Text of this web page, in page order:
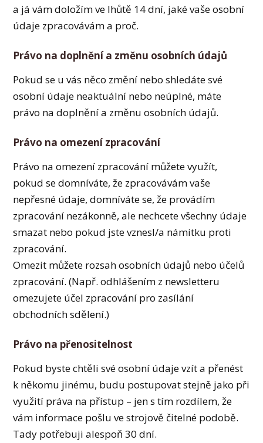
a já vám doložím ve lhůtě 14 dní, jaké vaše osobní
údaje zpracovávám a proč.
Právo na doplnění a změnu osobních údajů
Pokud se u vás něco změní nebo shledáte své
osobní údaje neaktuální nebo neúplné, máte
právo na doplnění a změnu osobních údajů.
Právo na omezení zpracování
Právo na omezení zpracování můžete využít,
pokud se domníváte, že zpracovávám vaše
nepřesné údaje, domníváte se, že provádím
zpracování nezákonně, ale nechcete všechny údaje
smazat nebo pokud jste vznesl/a námitku proti
zpracování.
Omezit můžete rozsah osobních údajů nebo účelů
zpracování. (Např. odhlášením z newsletteru
omezujete účel zpracování pro zasílání
obchodních sdělení.)
Právo na přenositelnost
Pokud byste chtěli své osobní údaje vzít a přenést
k někomu jinému, budu postupovat stejně jako při
využití práva na přístup – jen s tím rozdílem, že
vám informace pošlu ve strojově čitelné podobě.
Tady potřebuji alespoň 30 dní.